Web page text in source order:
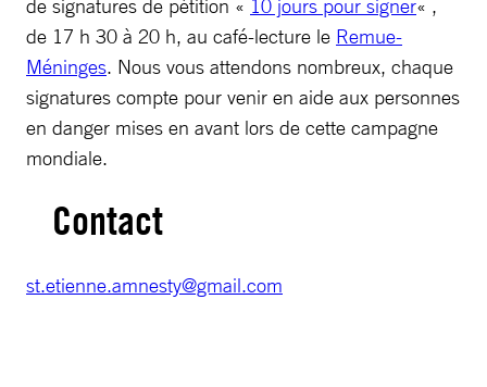
de signatures de pétition « 10 jours pour signer« ,
de 17 h 30 à 20 h, au café-lecture le Remue-
Méninges. Nous vous attendons nombreux, chaque
signatures compte pour venir en aide aux personnes
en danger mises en avant lors de cette campagne
mondiale.
Contact
st.etienne.amnesty@gmail.com